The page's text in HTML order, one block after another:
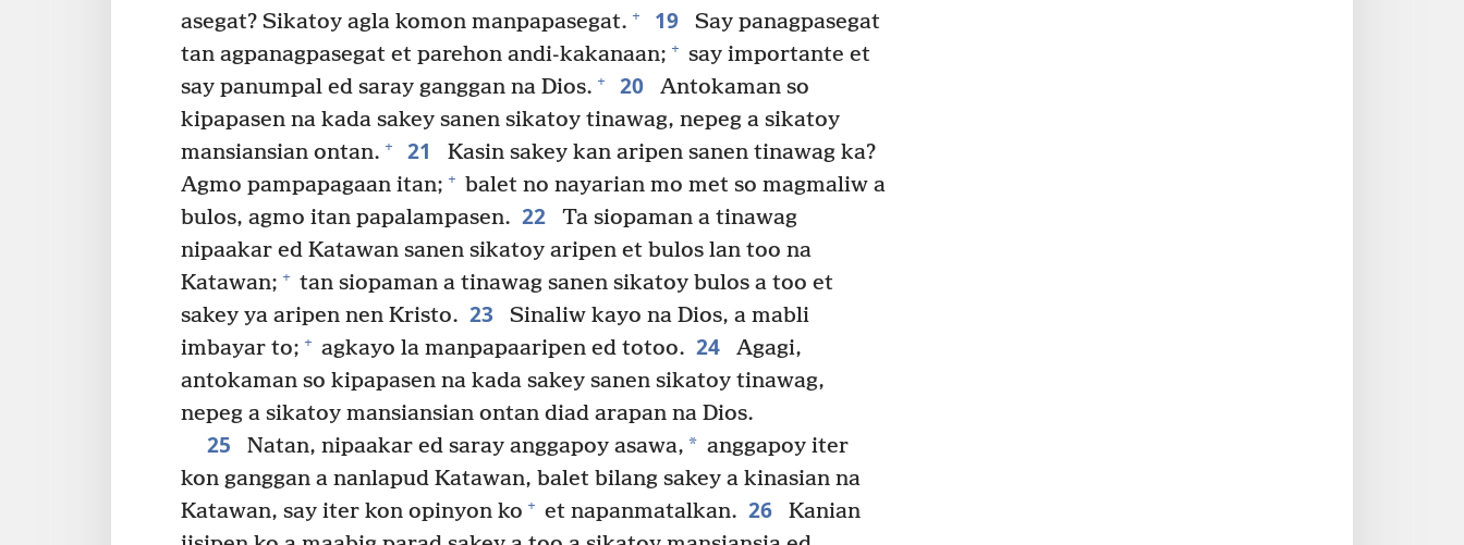
asegat? Sikatoy agla komon manpapasegat. + 19
Say panagpasegat
tan agpanagpasegat et parehon andi-kakanaan; + say importante et
say panumpal ed saray ganggan na Dios. + 20
Antokaman so
kipapasen na kada sakey sanen sikatoy tinawag, nepeg a sikatoy
mansiansian ontan. + 21
Kasin sakey kan aripen sanen tinawag ka?
Agmo pampapagaan itan; + balet no nayarian mo met so magmaliw a
bulos, agmo itan papalampasen. 22
Ta siopaman a tinawag
nipaakar ed Katawan sanen sikatoy aripen et bulos lan too na
Katawan; + tan siopaman a tinawag sanen sikatoy bulos a too et
sakey ya aripen nen Kristo. 23
Sinaliw kayo na Dios, a mabli
imbayar to; + agkayo la manpapaaripen ed totoo. 24
Agagi,
antokaman so kipapasen na kada sakey sanen sikatoy tinawag,
nepeg a sikatoy mansiansian ontan diad arapan na Dios.
25 Natan, nipaakar ed saray anggapoy asawa, * anggapoy iter
kon ganggan a nanlapud Katawan, balet bilang sakey a kinasian na
Katawan, say iter kon opinyon ko + et napanmatalkan. 26
Kanian